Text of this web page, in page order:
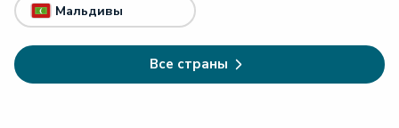
Мальдивы
Все страны